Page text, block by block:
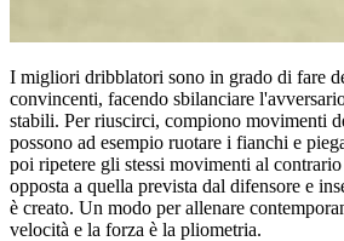
I migliori dribblatori sono in grado di fare
convincenti, facendo sbilanciare
stabili. Per riuscirci, compiono movimenti
possono ad esempio ruotare i fianchi e
poi ripetere gli stessi movimenti al
opposta a quella prevista dal difensore e
è creato. Un modo per allenare
velocità e la forza è la pliometria.